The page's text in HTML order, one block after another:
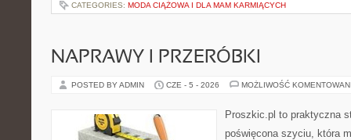
CATEGORIES: MODA CIĄŻOWA I DLA MAM KARMIĄCYCH
NAPRAWY I PRZERÓBKI
POSTED BY ADMIN CZE - 5 - 2026 MOŻLIWOŚĆ
Proszkic.pl to praktyczna
poświęcona szyciu, która